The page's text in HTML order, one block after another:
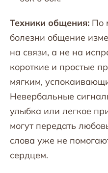
Техники общения: По
болезни общение
на связи, а не на
короткие и простые
мягким,
Невербальные
улыбка или легкое
могут передать
слова уже не
сердцем.